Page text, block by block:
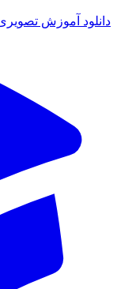
دانلود آموزش